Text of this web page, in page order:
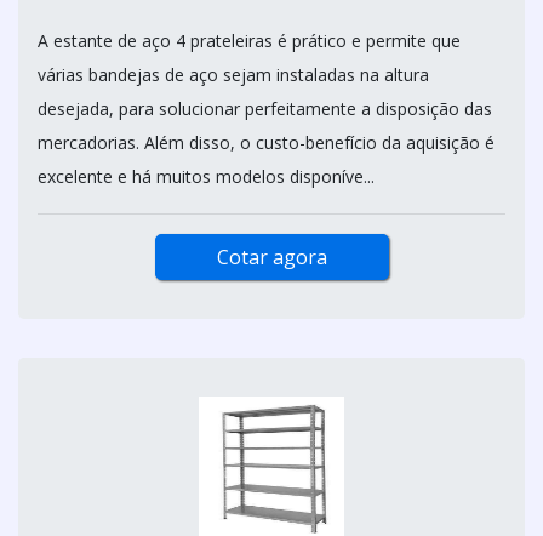
A estante de aço 4 prateleiras é prático e permite que
várias bandejas de aço sejam instaladas na altura
desejada, para solucionar perfeitamente a disposição das
mercadorias. Além disso, o custo-benefício da aquisição é
excelente e há muitos modelos disponíve...
Cotar agora